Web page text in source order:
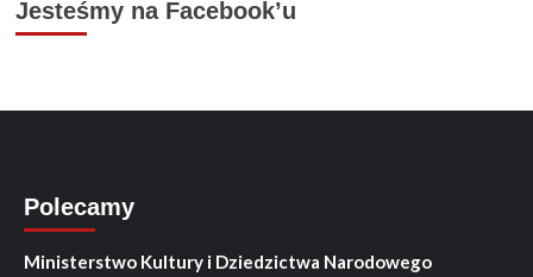
Jesteśmy na Facebook’u
Polecamy
Ministerstwo Kultury i Dziedzictwa Narodowego